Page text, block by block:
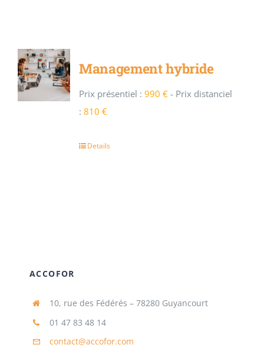
Management hybride
Prix présentiel : 990 € - Prix distanciel
: 810 €
Details
ACCOFOR
10, rue des Fédérés – 78280 Guyancourt
01 47 83 48 14
contact@accofor.com